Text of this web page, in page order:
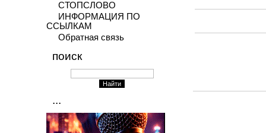
СТОПСЛОВО
ИНФОРМАЦИЯ ПО
ССЫЛКАМ
Обратная связь
поиск
...